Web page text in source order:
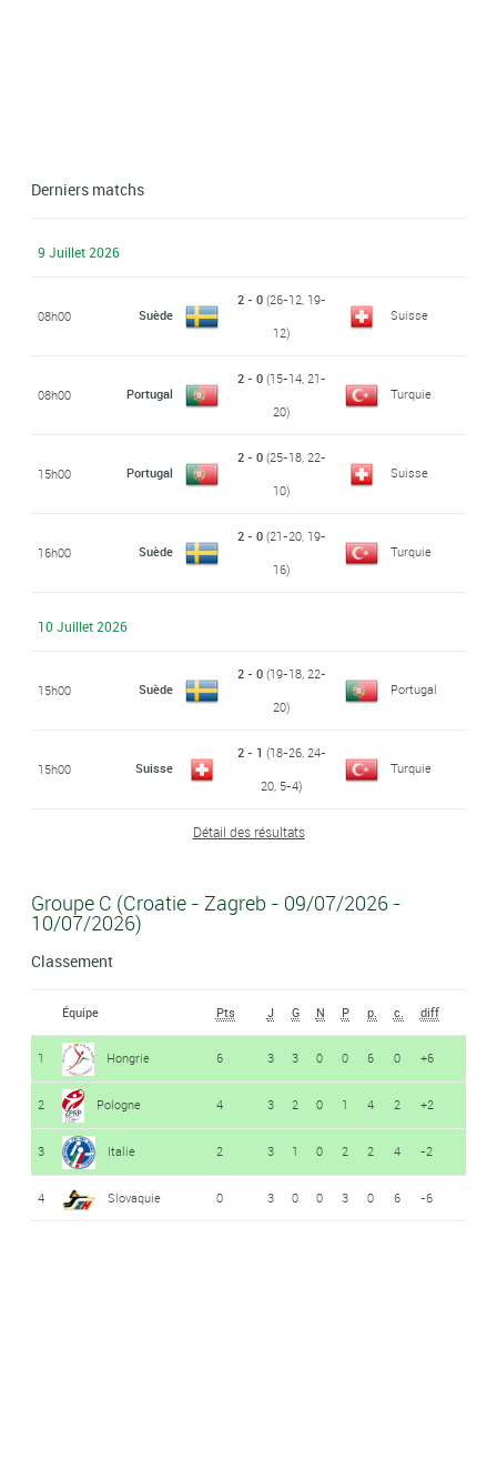
Derniers matchs
9 Juillet 2026
08h00 Suède
2 - 0(26-12, 19-
12)
Suisse
08h00 Portugal
2 - 0(15-14, 21-
20)
Turquie
15h00 Portugal
2 - 0(25-18, 22-
10)
Suisse
16h00 Suède
2 - 0(21-20, 19-
16)
Turquie
10 Juillet 2026
15h00 Suède
2 - 0(19-18, 22-
20)
Portugal
15h00 Suisse
2 - 1 (18-26, 24-
20, 5-4)
Turquie
Détail des résultats
Groupe C (Croatie - Zagreb - 09/07/2026 -
10/07/2026)
Classement
Équipe Pts J G N P p. c. diff
1 Hongrie 6 3 3 0 0 6 0 +6
2 Pologne 4 3 2 0 1 4 2 +2
3 Italie 2 3 1 0 2 2 4 -2
4 Slovaquie 0 3 0 0 3 0 6 -6